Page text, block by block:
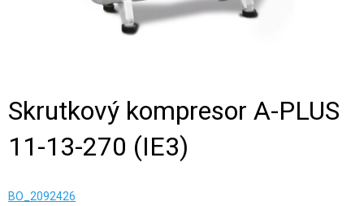
Skrutkový kompresor A-PLUS
11-13-270 (IE3)
BO_2092426